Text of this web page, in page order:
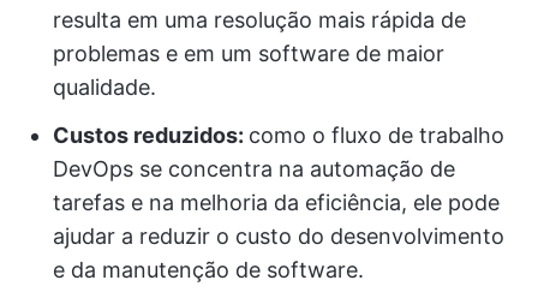
resulta em uma resolução mais rápida de
problemas e em um software de maior
qualidade.
Custos reduzidos: como o fluxo de trabalho
DevOps se concentra na automação de
tarefas e na melhoria da eficiência, ele pode
ajudar a reduzir o custo do desenvolvimento
e da manutenção de software.